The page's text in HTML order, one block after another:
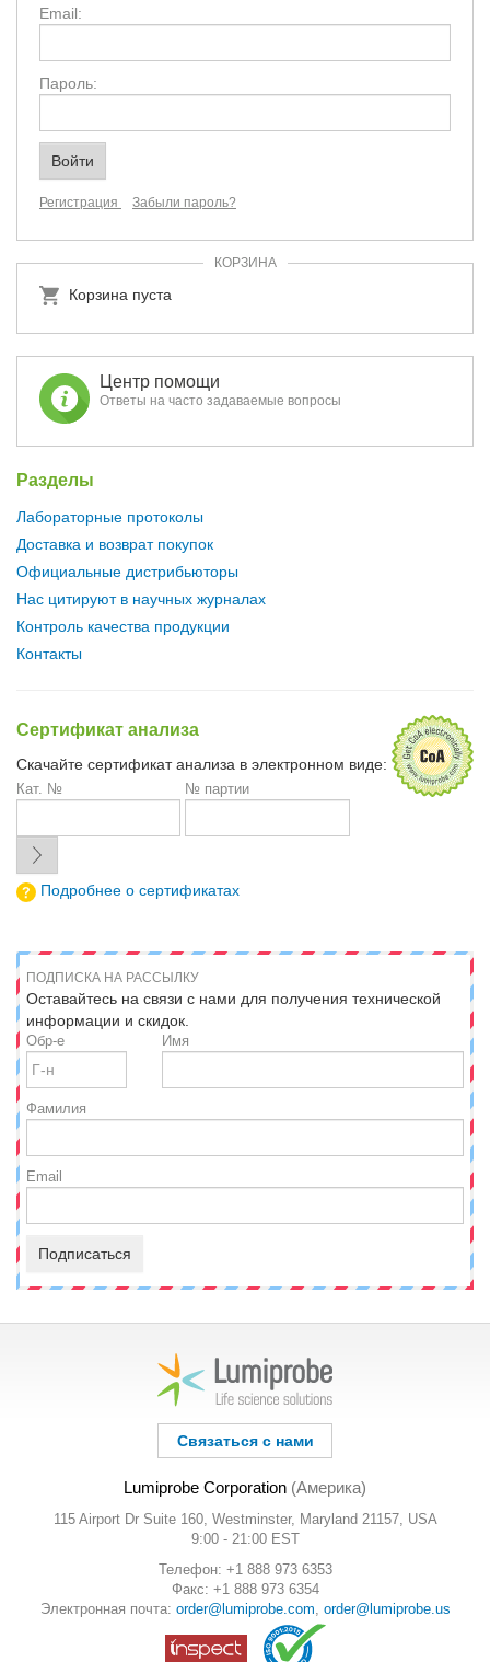
Email:
Пароль:
Регистрация Забыли пароль?
КОРЗИНА
Корзина пуста
Центр помощи
Ответы на часто задаваемые вопросы
Разделы
Лабораторные протоколы
Доставка и возврат покупок
Официальные дистрибьюторы
Нас цитируют в научных журналах
Контроль качества продукции
Контакты
Сертификат анализа
Скачайте сертификат анализа в электронном виде:
Кат. № № партии
Подробнее о сертификатах
ПОДПИСКА НА РАССЫЛКУ
Оставайтесь на связи с нами для получения технической
информации и скидок.
Обр-е Имя
Фамилия
Email
Подписаться
Связаться с нами
Lumiprobe Corporation (Америка)
115 Airport Dr Suite 160, Westminster, Maryland 21157, USA
9:00 - 21:00 EST
Телефон: +1 888 973 6353
Факс: +1 888 973 6354
Электронная почта: order@lumiprobe.com order@lumiprobe.us